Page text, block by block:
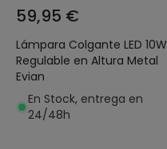
59,95 €
Lámpara Colgante LED 10W
Regulable en Altura Metal
Evian
En Stock, entrega en
24/48h